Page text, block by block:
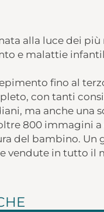
alla luce dei più
e malattie
fino al
con tanti
ma anche una
800 immagini
del bambino. Un
vendute in tutto il